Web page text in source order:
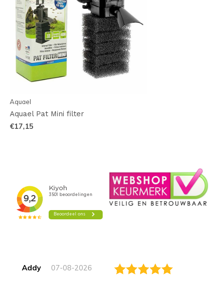
Aquael
Aquael Pat Mini filter
€17,15
Addy 07-08-2026